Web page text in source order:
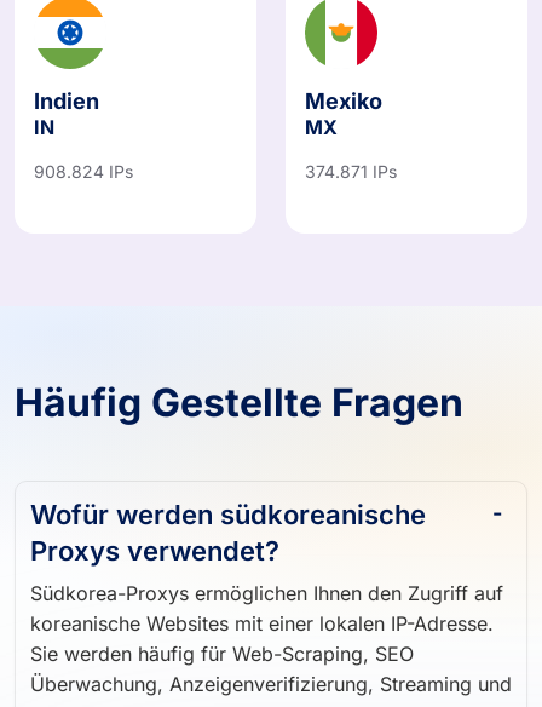
Indien
IN
908.824 IPs
Mexiko
MX
374.871 IPs
Häufig Gestellte Fragen
Wofür werden südkoreanische
Proxys verwendet?
Südkorea-Proxys ermöglichen Ihnen den Zugriff auf
koreanische Websites mit einer lokalen IP-Adresse.
Sie werden häufig für Web-Scraping, SEO
Überwachung, Anzeigenverifizierung, Streaming und